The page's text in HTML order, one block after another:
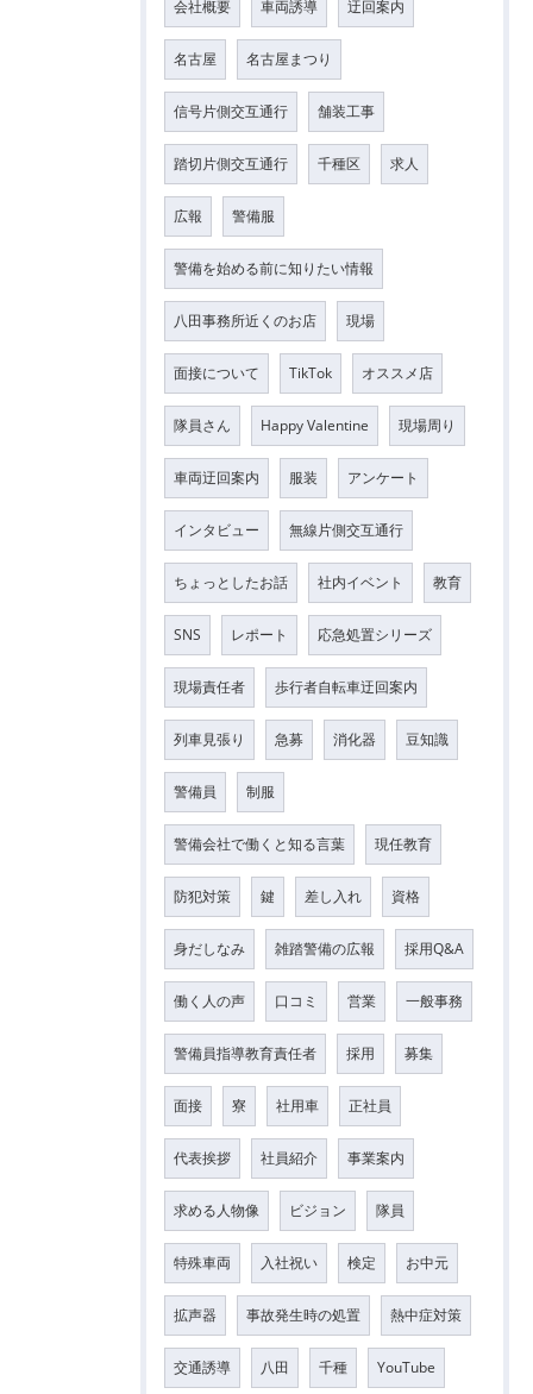
会社概要 車両誘導 迂回案内
名古屋 名古屋まつり
信号片側交互通行 舗装工事
踏切片側交互通行 千種区 求人
広報 警備服
警備を始める前に知りたい情報
八田事務所近くのお店 現場
面接について TikTok オススメ店
隊員さん Happy Valentine 現場周り
車両迂回案内 服装 アンケート
インタビュー 無線片側交互通行
ちょっとしたお話 社内イベント 教育
SNS レポート 応急処置シリーズ
現場責任者 歩行者自転車迂回案内
列車見張り 急募 消化器 豆知識
警備員 制服
警備会社で働くと知る言葉 現任教育
防犯対策 鍵 差し入れ 資格
身だしなみ 雑踏警備の広報 採用Q&A
働く人の声 口コミ 営業 一般事務
警備員指導教育責任者 採用 募集
面接 寮 社用車 正社員
代表挨拶 社員紹介 事業案内
求める人物像 ビジョン 隊員
特殊車両 入社祝い 検定 お中元
拡声器 事故発生時の処置 熱中症対策
交通誘導 八田 千種 YouTube